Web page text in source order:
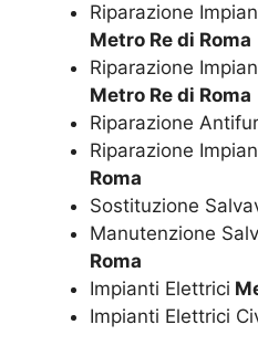
Riparazione
Metro Re di Roma
Riparazione
Metro Re di Roma
Riparazione
Riparazione
Roma
Sostituzione
Manutenzione
Roma
Impianti Elettrici
Impianti Elettrici